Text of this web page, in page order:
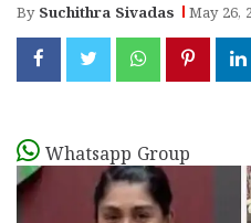
By Suchithra Sivadas May 26,
Whatsapp Group